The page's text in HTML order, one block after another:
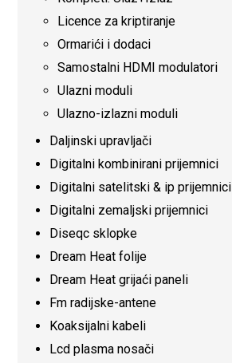
Licence za kriptiranje
Ormarići i dodaci
Samostalni HDMI modulatori
Ulazni moduli
Ulazno-izlazni moduli
Daljinski upravljači
Digitalni kombinirani prijemnici
Digitalni satelitski & ip prijemnici
Digitalni zemaljski prijemnici
Diseqc sklopke
Dream Heat folije
Dream Heat grijaći paneli
Fm radijske-antene
Koaksijalni kabeli
Lcd plasma nosači